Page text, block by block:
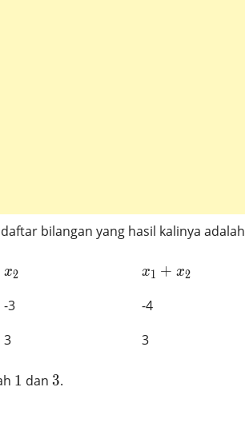
bilangan yang hasil kalinya adalah
x_2
x2 x_1+x_2
x1 + x2
-3
-4
3 3
1
1 dan 3
3.